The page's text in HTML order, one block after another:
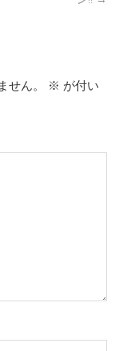
ん。 ※ が付い